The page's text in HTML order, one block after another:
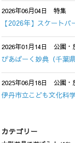
2026年06月04日 特集
【2026年】スケートパ
2026年01月14日 公園・
ぴあぱーく妙典（千葉県
2025年06月18日 公園・
伊丹市立こども文化科
カテゴリー